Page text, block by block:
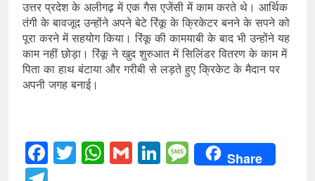
उत्तर प्रदेश के अलीगढ़ में एक गैस एजेंसी में काम करते थे। आर्थिक
तंगी के बावजूद उन्होंने अपने बेटे रिंकू के क्रिकेटर बनने के सपने को
पूरा करने में सहयोग किया। रिंकू की कामयाबी के बाद भी उन्होंने यह
काम नहीं छोड़ा। रिंकू ने खुद शुरुआत में सिलिंडर वितरण के काम में
पिता का हाथ बंटाया और गरीबी से लड़ते हुए क्रिकेट के मैदान पर
अपनी जगह बनाई।
Facebook
Twitter
WhatsApp
GmailLinkedIn
Message
Share